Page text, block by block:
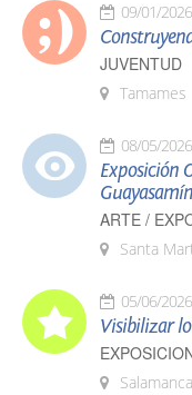
09/01/2026
JUVENTUD
Tamames
08/05/2026
Exposición
Guayasamín
ARTE /
Santa
05/06/2026
Visibilizar
Salamanca